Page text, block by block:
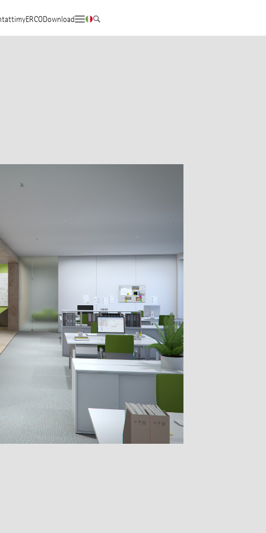
myERCODownload